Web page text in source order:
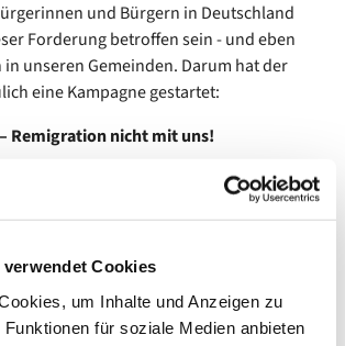
verwendet Cookies
um Inhalte und Anzeigen zu
für soziale Medien anbieten
und Bürgern in Deutschland
Forderung betroffen sein - und eben
in unseren Gemeinden. Darum hat der
eine Kampagne gestartet:
Remigration nicht mit uns!
– Ich soll remigriert werden.Ich bin
QR Code im Bild.
und die Berufsbezeichnung (wenn